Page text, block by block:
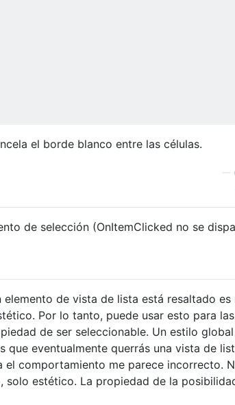
el borde blanco entre las células.
de selección (OnItemClicked no se
de vista de lista está resaltado es
Por lo tanto, puede usar esto para las
de ser seleccionable. Un estilo global
que eventualmente querrás una vista de
el comportamiento me parece incorrecto.
solo estético. La propiedad de la